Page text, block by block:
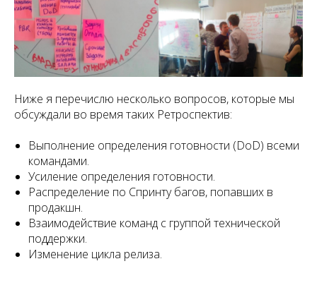
Ниже я перечислю несколько вопросов, которые мы
обсуждали во время таких Ретроспектив:
Выполнение определения готовности (DoD) всеми
командами.
Усиление определения готовности.
Распределение по Спринту багов, попавших в
продакшн.
Взаимодействие команд с группой технической
поддержки.
Изменение цикла релиза.